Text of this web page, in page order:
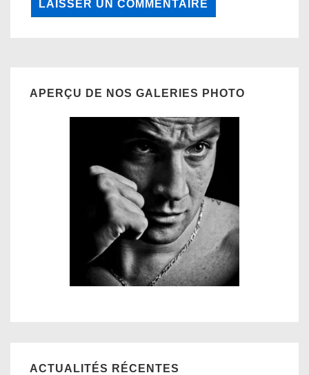
APERÇU DE NOS GALERIES PHOTO
ACTUALITÉS RÉCENTES